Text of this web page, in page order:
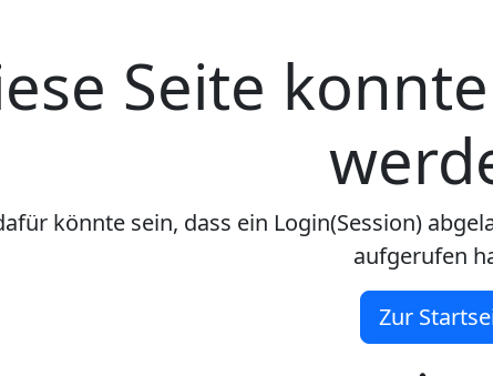
Seite
könnte sein, dass ein Login(Session)
aufgerufen
Zur